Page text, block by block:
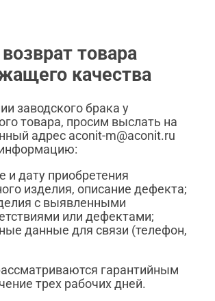
товара
качества
заводского брака у
товара, просим выслать на
адрес aconit-m@aconit.ru
и дату приобретения
изделия, описание дефекта;
с выявленными
или дефектами;
данные для связи (телефон,
гарантийным
трех рабочих дней.